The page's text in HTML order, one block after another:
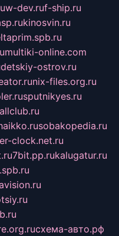
w-dev.ruf-ship.ru
kinosvin.ru
multiki-online.com
detskiy-ostrov.ru
nix-files.org.ru
sputnikyes.ru
sobakopedia.ru
clock.net.ru
7bit.pp.rukalugatur.ru
схема-авто.рф